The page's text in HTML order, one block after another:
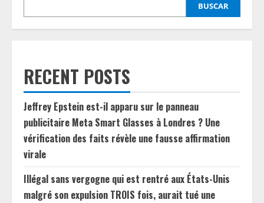
BUSCAR
RECENT POSTS
Jeffrey Epstein est-il apparu sur le panneau
publicitaire Meta Smart Glasses à Londres ? Une
vérification des faits révèle une fausse affirmation
virale
Illégal sans vergogne qui est rentré aux États-Unis
malgré son expulsion TROIS fois, aurait tué une